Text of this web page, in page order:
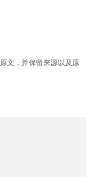
文，并保留来源以及原